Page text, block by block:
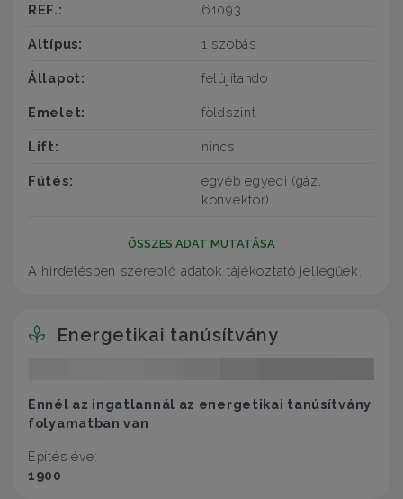
REF.: 61093
Altípus: 1 szobás
Állapot: felújítandó
Emelet: földszint
Lift: nincs
Fűtés:
egyéb egyedi (gáz,
konvektor)
ÖSSZES ADAT MUTATÁSA
A hirdetésben szereplő adatok tájékoztató jellegűek.
Energetikai tanúsítvány
Ennél az ingatlannál az energetikai tanúsítvány
folyamatban van
Építés éve:
1900